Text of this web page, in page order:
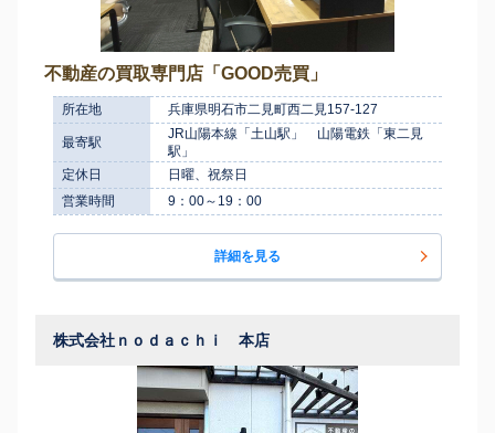
不動産の買取専門店「GOOD売買」
所在地 兵庫県明石市二見町西二見157-127
最寄駅
JR山陽本線「土山駅」 山陽電鉄「東二見
駅」
定休日
日曜、祝祭日
営業時間
9：00～19：00
詳細を見る
株式会社ｎｏｄａｃｈｉ 本店